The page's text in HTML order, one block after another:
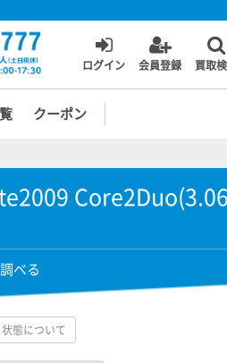
ログイン 会員登録 買取
クーポン
べる
態について